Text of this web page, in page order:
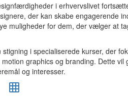
i erhvervslivet
der kan skabe engagerende
muligheder for dem, der vælger at
i specialiserede kurser, der
graphics og branding. Dette vil
og interesser.